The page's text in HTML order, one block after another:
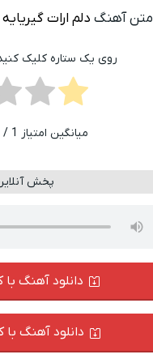
متن آهنگ دلم ارات
روی یک ستاره کلیک
میانگین امتیاز 1 / 5. شمارش آرا:
پخش
دانلود آهنگ با
دانلود آهنگ با